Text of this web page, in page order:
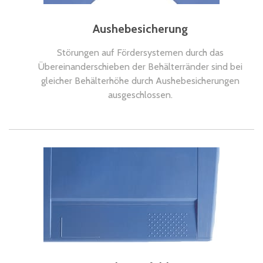
Aushebesicherung
Störungen auf Fördersystemen durch das
Übereinanderschieben der Behälterränder sind bei
gleicher Behälterhöhe durch Aushebesicherungen
ausgeschlossen.